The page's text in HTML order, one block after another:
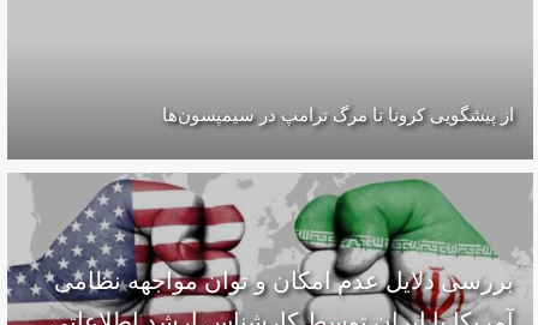
از پیشگویی کرونا تا مرگ ترامپ در سیمپسون‌ها
بررسی دلایل عدم امکان و توان مواجهه نظامی